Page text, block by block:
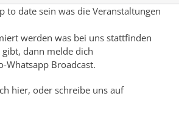
to date sein was die Veranstaltungen
werden was bei uns stattfinden
gibt, dann melde dich
Whatsapp Broadcast.
hier, oder schreibe uns auf